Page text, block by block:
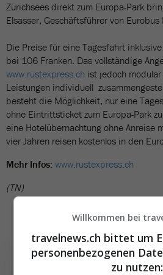
Zürichsees direkt zum Europa-Park
Elsasser, Geschäftsführer von Eurobus
Die Preise für eine Tagesfahrt
bei 106 Franken. Das vollständige
www.rustexpress.ch ist jedoch
Leistungen individuell
besteht die Möglichkeit, nur eine
ohne Eintrittsticket zum Europa-Park
eine Hotelübernachtung ohne Anreise
vier Jahren reisen kostenlos in den
Mehr Infos: www.rustexpress.ch
(TN)
Willkommen bei
travelnews.ch bittet um
personenbezogenen
zu nutzen: